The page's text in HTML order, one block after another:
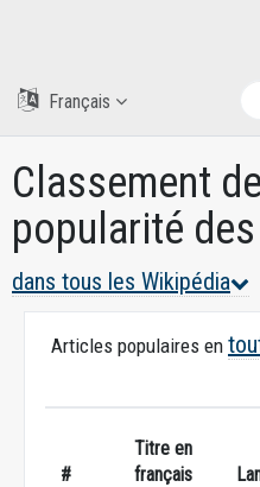
Français
Classement de
popularité
dans tous les Wikipédia
Articles populaires en
#
Titre en
français